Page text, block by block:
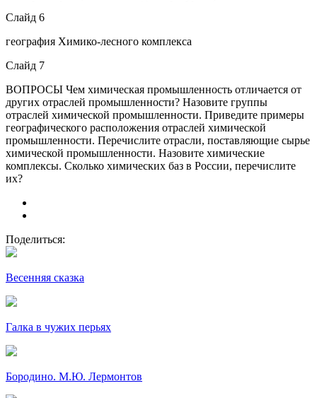
Слайд 6
география Химико-лесного комплекса
Слайд 7
ВОПРОСЫ Чем химическая промышленность отличается от
других отраслей промышленности? Назовите группы
отраслей химической промышленности. Приведите примеры
географического расположения отраслей химической
промышленности. Перечислите отрасли, поставляющие сырье
химической промышленности. Назовите химические
комплексы. Сколько химических баз в России, перечислите
их?
Поделиться:
Весенняя сказка
Галка в чужих перьях
Бородино. М.Ю. Лермонтов